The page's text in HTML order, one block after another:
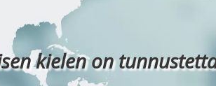
kielen on